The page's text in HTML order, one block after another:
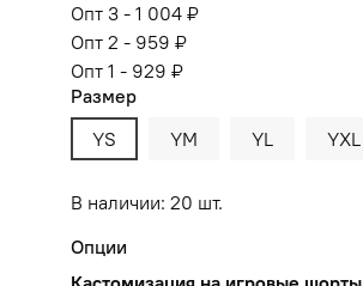
Опт 3 - 1 004 ₽
Опт 2 - 959 ₽
Опт 1 - 929 ₽
Размер
YS
YM YL YXL
В наличии: 20 шт.
Опции